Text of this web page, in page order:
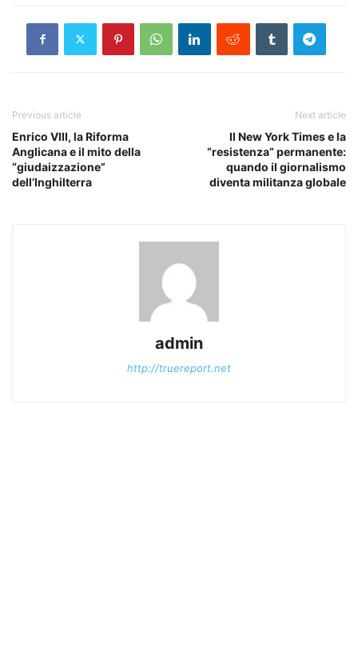
Previous article
Enrico VIII, la Riforma
Anglicana e il mito della
“giudaizzazione”
dell’Inghilterra
Next article
Il New York Times e la
“resistenza” permanente:
quando il giornalismo
diventa militanza globale
admin
http://truereport.net